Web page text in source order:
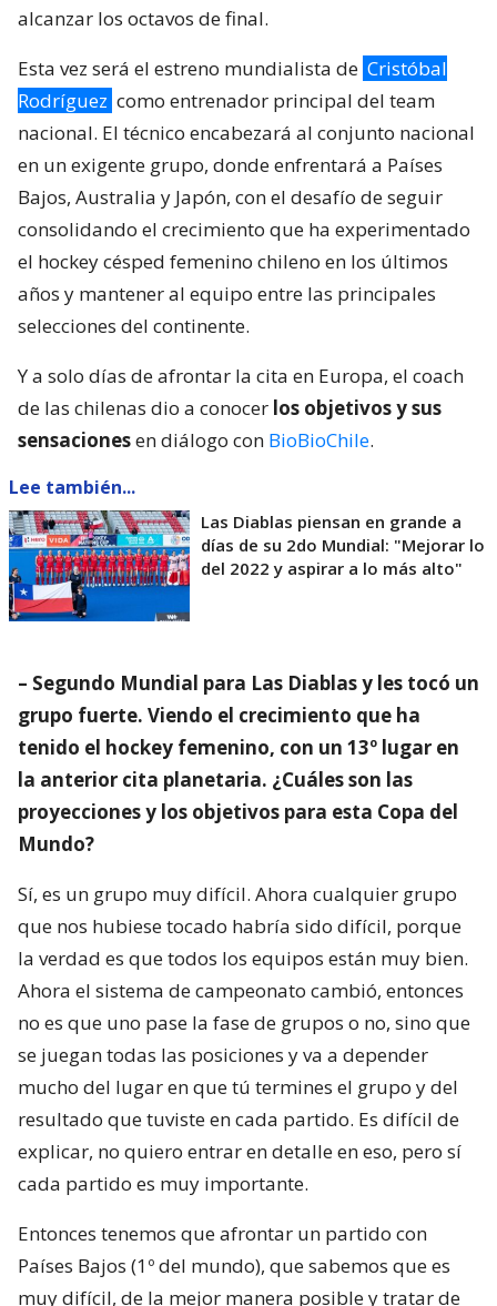
alcanzar los octavos de final.
Esta vez será el estreno mundialista de Cristóbal
Rodríguez como entrenador principal del team
nacional. El técnico encabezará al conjunto nacional
en un exigente grupo, donde enfrentará a Países
Bajos, Australia y Japón, con el desafío de seguir
consolidando el crecimiento que ha experimentado
el hockey césped femenino chileno en los últimos
años y mantener al equipo entre las principales
selecciones del continente.
Y a solo días de afrontar la cita en Europa, el coach
de las chilenas dio a conocer los objetivos y sus
sensacionesen diálogo con BioBioChile.
Lee también...
Las Diablas piensan en grande a
días de su 2do Mundial: "Mejorar lo
del 2022 y aspirar a lo más alto"
– Segundo Mundial para Las Diablas y les tocó un
grupo fuerte. Viendo el crecimiento que ha
tenido el hockey femenino, con un 13º lugar en
la anterior cita planetaria. ¿Cuáles son las
proyecciones y los objetivos para esta Copa del
Mundo?
Sí, es un grupo muy difícil. Ahora cualquier grupo
que nos hubiese tocado habría sido difícil, porque
la verdad es que todos los equipos están muy bien.
Ahora el sistema de campeonato cambió, entonces
no es que uno pase la fase de grupos o no, sino que
se juegan todas las posiciones y va a depender
mucho del lugar en que tú termines el grupo y del
resultado que tuviste en cada partido. Es difícil de
explicar, no quiero entrar en detalle en eso, pero sí
cada partido es muy importante.
Entonces tenemos que afrontar un partido con
Países Bajos (1º del mundo), que sabemos que es
muy difícil, de la mejor manera posible y tratar de